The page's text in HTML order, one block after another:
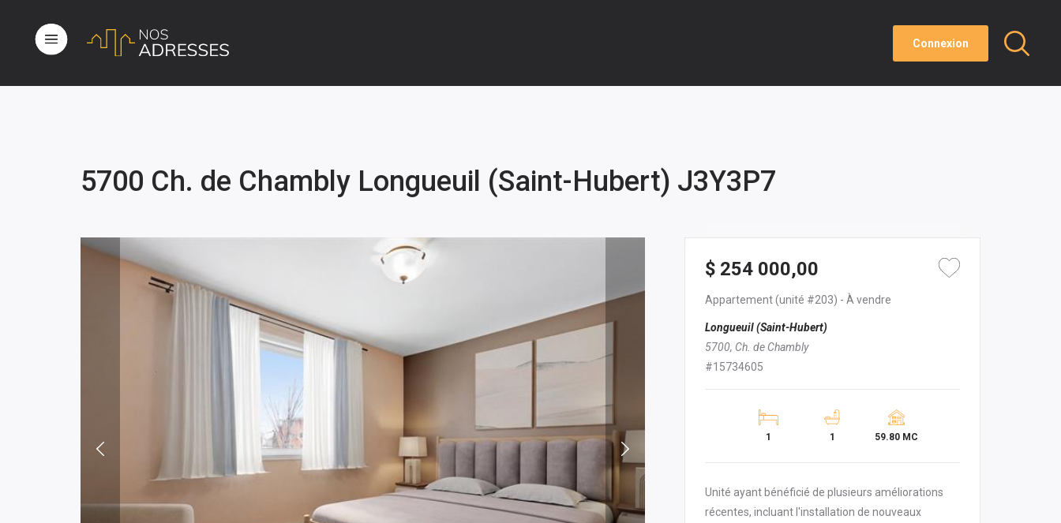
Connexion
5700 Ch. de Chambly Longueuil (Saint-Hubert) J3Y3P7
$ 254 000,00
Appartement(unité #203) - À vendre
Longueuil (Saint-Hubert)
5700, Ch. de Chambly
#15734605
1 1 59.80 MC
Unité ayant bénéficié de plusieurs améliorations
récentes, incluant l'installation de nouveaux